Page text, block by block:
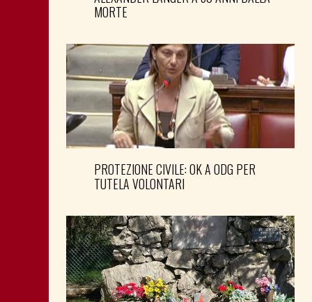
MORTE
PROTEZIONE CIVILE: OK A ODG PER
TUTELA VOLONTARI